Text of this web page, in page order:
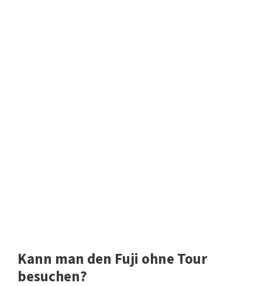
Kann man den Fuji ohne Tour
besuchen?